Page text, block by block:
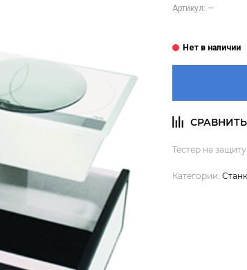
Артикул: —
Тестер на
Категории: